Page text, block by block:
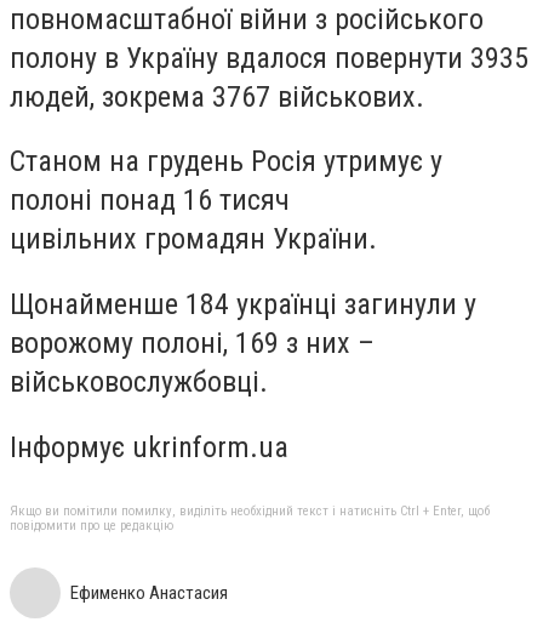
повномасштабної війни з російського
полону в Україну вдалося повернути 3935
людей, зокрема 3767 військових.
Станом на грудень Росія утримує у
полоні понад 16 тисяч
цивільних громадян України.
Щонайменше 184 українці загинули у
ворожому полоні, 169 з них –
військовослужбовці.
Інформує ukrinform.ua
Якщо ви помітили помилку, виділіть необхідний текст і натисніть Ctrl + Enter, щоб
повідомити про це редакцію
Ефименко Анастасия